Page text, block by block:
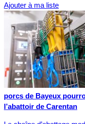
Ajouter à ma liste
porcs de Bayeux
l’abattoir de Carentan